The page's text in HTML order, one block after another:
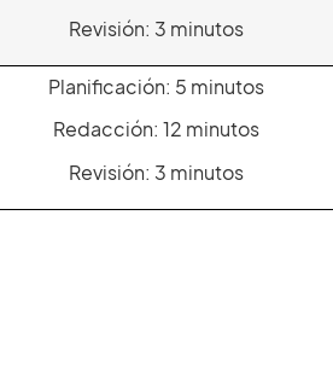
Revisión: 3 minutos
Planificación: 5 minutos
Redacción: 12 minutos
Revisión: 3 minutos